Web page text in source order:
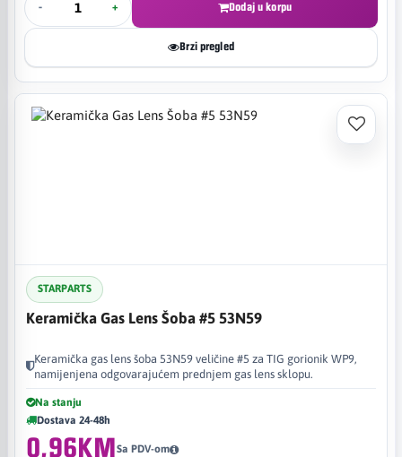
- + Dodaj u korpu
Brzi pregled
STARPARTS
Keramička Gas Lens Šoba #5 53N59
Keramička gas lens šoba 53N59 veličine #5 za TIG gorionik WP9,
namijenjena odgovarajućem prednjem gas lens sklopu.
Na stanju
Dostava 24-48h
0,96KMSa PDV-om